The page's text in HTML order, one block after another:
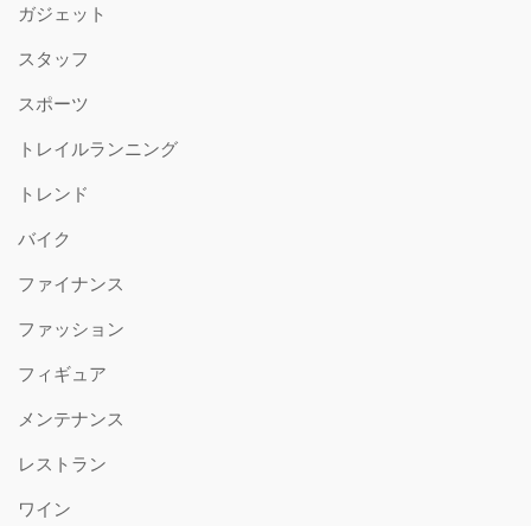
ガジェット
スタッフ
スポーツ
トレイルランニング
トレンド
バイク
ファイナンス
ファッション
フィギュア
メンテナンス
レストラン
ワイン